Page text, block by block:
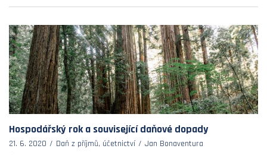
Hospodářský rok a související daňové dopady
21. 6. 2020 Daň z příjmů, účetnictví Jan Bonaventura